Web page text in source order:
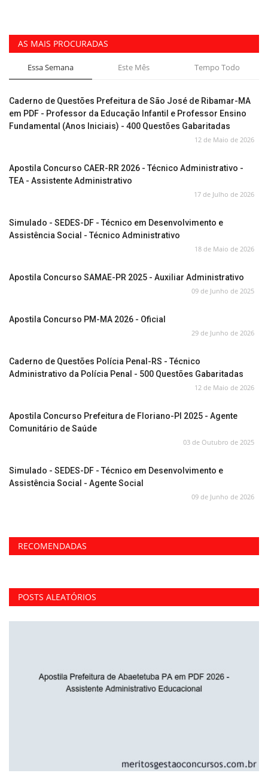
AS MAIS PROCURADAS
Essa Semana Este Mês Tempo Todo
Caderno de Questões Prefeitura de São José de Ribamar-MA
em PDF - Professor da Educação Infantil e Professor Ensino
Fundamental (Anos Iniciais) - 400 Questões Gabaritadas
12 de Maio de 2026
Apostila Concurso CAER-RR 2026 - Técnico Administrativo -
TEA - Assistente Administrativo
17 de Julho de 2026
Simulado - SEDES-DF - Técnico em Desenvolvimento e
Assistência Social - Técnico Administrativo
18 de Maio de 2026
Apostila Concurso SAMAE-PR 2025 - Auxiliar Administrativo
09 de Junho de 2025
Apostila Concurso PM-MA 2026 - Oficial
29 de Junho de 2026
Caderno de Questões Polícia Penal-RS - Técnico
Administrativo da Polícia Penal - 500 Questões Gabaritadas
12 de Maio de 2026
Apostila Concurso Prefeitura de Floriano-PI 2025 - Agente
Comunitário de Saúde
03 de Outubro de 2025
Simulado - SEDES-DF - Técnico em Desenvolvimento e
Assistência Social - Agente Social
09 de Junho de 2026
RECOMENDADAS
POSTS ALEATÓRIOS